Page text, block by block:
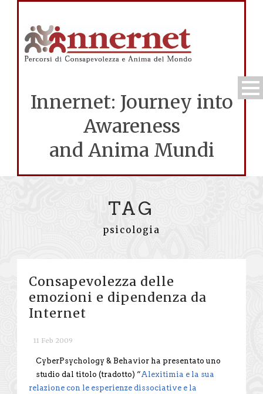
Innernet: Journey into
Awareness
and Anima Mundi
TAG
psicologia
Consapevolezza delle
emozioni e dipendenza da
Internet
11 Feb 2009
CyberPsychology & Behavior ha presentato uno
studio dal titolo (tradotto) “ Alexitimia e la sua
relazione con le esperienze dissociative e la